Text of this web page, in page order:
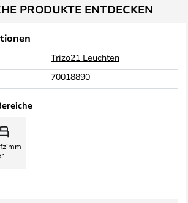
PRODUKTE ENTDECKEN
Trizo21 Leuchten
70018890